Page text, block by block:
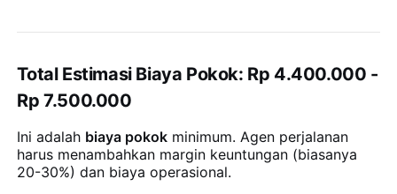
Total Estimasi Biaya Pokok: Rp 4.400.000 -
Rp 7.500.000
Ini adalah biaya pokok minimum. Agen perjalanan
harus menambahkan margin keuntungan (biasanya
20-30%) dan biaya operasional.